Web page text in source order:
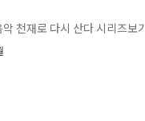
악 천재로 다시 산다 시리즈보기